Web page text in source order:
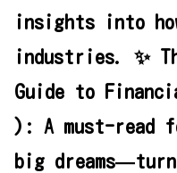
insights into
industries. ✨
Guide to
): A must-read
big